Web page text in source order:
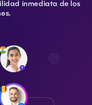
inmediata de los